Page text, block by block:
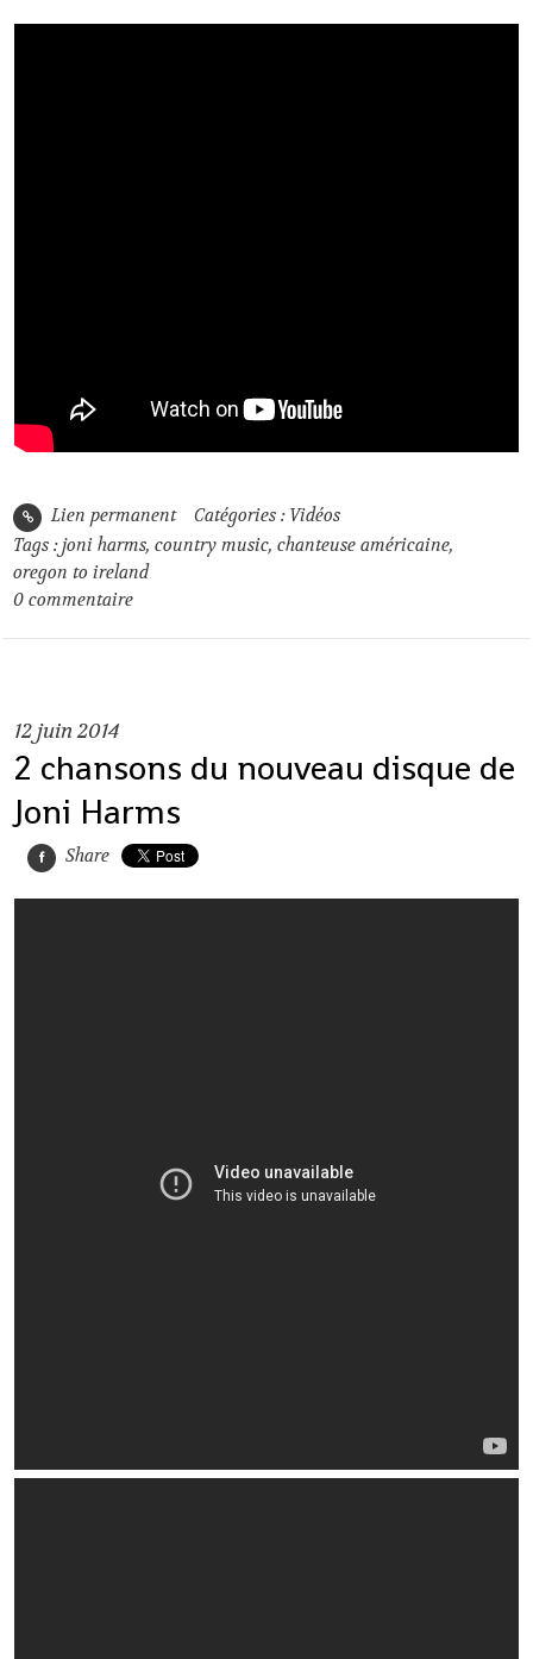
Lien permanent Catégories : Vidéos
Tags :joni harms,country music,chanteuse américaine,
oregon to ireland
0 commentaire
12juin 2014
2 chansons du nouveau disque de
Joni Harms
Share